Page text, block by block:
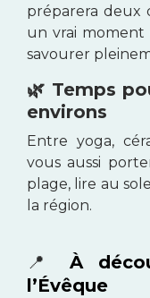
préparera deux
un vrai moment
savourer
🌿 Temps
environs
Entre yoga,
vous aussi
plage, lire au
la région.
📍 À
l’Évêque